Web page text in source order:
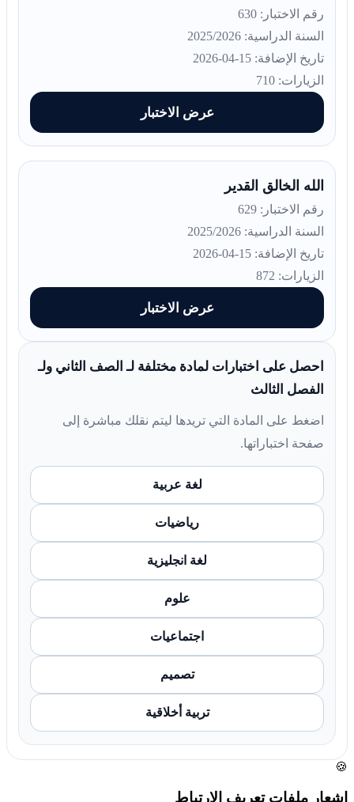
رقم الاختبار: 630
السنة الدراسية: 2025/2026
تاريخ الإضافة: 15-04-2026
الزيارات: 710
عرض الاختبار
الله الخالق القدير
رقم الاختبار: 629
السنة الدراسية: 2025/2026
تاريخ الإضافة: 15-04-2026
الزيارات: 872
عرض الاختبار
احصل على اختبارات لمادة مختلفة لـ الصف الثاني ولـ
الفصل الثالث
اضغط على المادة التي تريدها ليتم نقلك مباشرة إلى
صفحة اختباراتها.
لغة عربية
رياضيات
لغة انجليزية
علوم
اجتماعيات
تصميم
تربية أخلاقية
🍪
إشعار ملفات تعريف الارتباط